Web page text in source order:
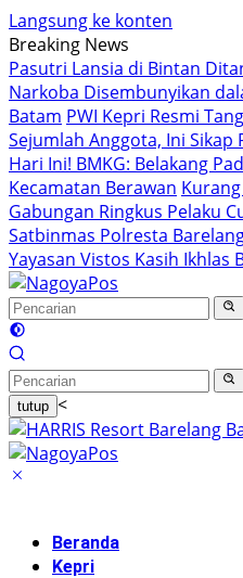
Langsung ke konten
Breaking News
Pasutri Lansia di Bintan
Narkoba Disembunyikan
Batam PWI Kepri Resmi
Sejumlah Anggota, Ini Sikap
Hari Ini! BMKG: Belakang
Kecamatan Berawan
Gabungan Ringkus Pelaku
Satbinmas Polresta
Yayasan Vistos Kasih Ikhlas
tutup <
Beranda
Kepri